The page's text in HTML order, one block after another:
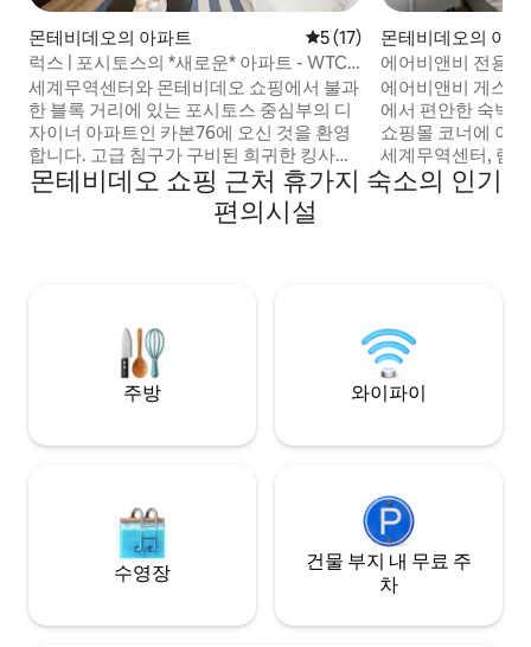
몬테비데오의 아파트 평점 5점(5점 만점), 후기 17
5 (17)
럭스 | 포시토스의 *새로운* 아파트 - WTC
존
세계무역센터와 몬테비데오 쇼핑에서 불과
한 블록 거리에 있는 포시토스 중심부의 디
자이너 아파트인 카본76에 오신 것을 환영
합니다. 고급 침구가 구비된 희귀한 킹사이
즈 침대, 현대적인 욕실, 전용 업무 공간 2곳
을 즐겨보세요. 편안한 소파에서 휴식을 취
하거나, 시설이 완비된 주방에서 요리를 하
이루고 있습니다.
몬테비데오의 아파
에어비앤비 전용
파트
에어비앤비 게스
에서 편안한 숙박을 즐기
쇼핑몰 코너에 이
세계무역센터, 람
수 서비스에서 단
아파트에는 호텔
몬테비데오 쇼핑 근처 휴가지 숙소의 인기
편의시설
주방 와이파이
수영장
건물 부지 내 무료 주
차